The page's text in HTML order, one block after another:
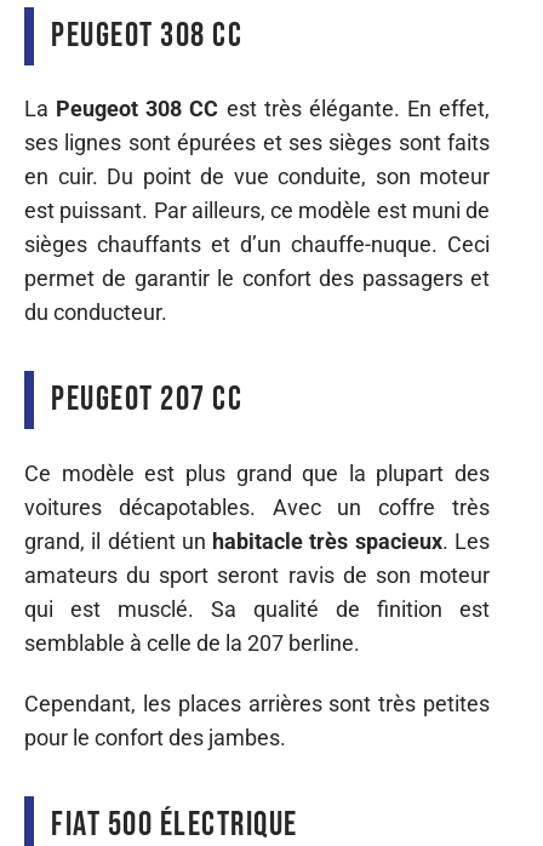
Peugeot 308 CC
La Peugeot 308 CC est très élégante. En effet,
ses lignes sont épurées et ses sièges sont faits
en cuir. Du point de vue conduite, son moteur
est puissant. Par ailleurs, ce modèle est muni de
sièges chauffants et d’un chauffe-nuque. Ceci
permet de garantir le confort des passagers et
du conducteur.
Peugeot 207 CC
Ce modèle est plus grand que la plupart des
voitures décapotables. Avec un coffre très
grand, il détient un habitacle très spacieux. Les
amateurs du sport seront ravis de son moteur
qui est musclé. Sa qualité de finition est
semblable à celle de la 207 berline.
Cependant, les places arrières sont très petites
pour le confort des jambes.
Fiat 500 électrique